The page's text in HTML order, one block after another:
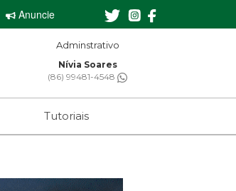
Anuncie
Editor-chefe
Sebastian Eugênio
(61) 99650-2473
Tutoriais